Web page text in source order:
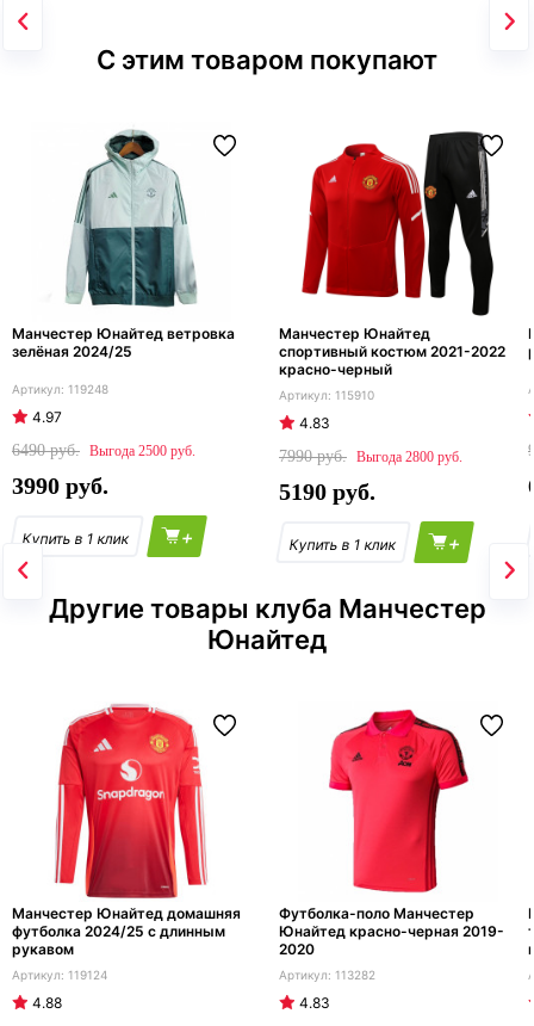
С этим товаром покупают
Манчестер Юнайтед ветровка
зелёная 2024/25
119248
4.97
6490
2500
3990
+
Манчестер Юнайтед
спортивный костюм 2021-2022
красно-черный
115910
4.83
7990
2800
5190
+
Другие товары клуба Манчестер
Юнайтед
Манчестер Юнайтед домашняя
футболка 2024/25 с длинным
рукавом
119124
4.88
Футболка-поло Манчестер
Юнайтед красно-черная 2019-
2020
113282
4.83